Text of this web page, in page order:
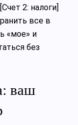
2: налоги]
все в
«мое» и
без
ваш